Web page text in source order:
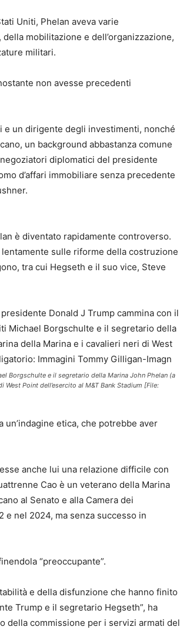
Uniti, Phelan aveva varie
mobilitazione e dell’organizzazione,
militari.
non avesse precedenti
e un dirigente degli investimenti, nonché
un background abbastanza comune
diplomatici del presidente
d’affari immobiliare senza precedente
è diventato rapidamente controverso.
sulle riforme della costruzione
tra cui Hegseth e il suo vice, Steve
Borgschulte e il segretario della Marina John Phelan (a
Point dell’esercito al M&T Bank Stadium [File:
etica, che potrebbe aver
anche lui una relazione difficile con
Cao è un veterano della Marina
al Senato e alla Camera dei
nel 2024, ma senza successo in
“preoccupante”.
e della disfunzione che hanno finito
Trump e il segretario Hegseth”, ha
della commissione per i servizi armati del